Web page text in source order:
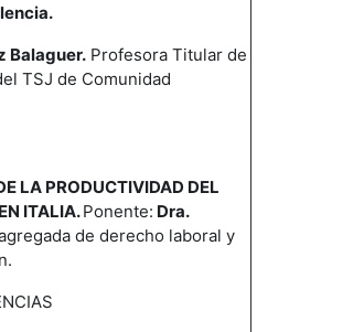
Balaguer. Profesora Titular de
TSJ de Comunidad
LA PRODUCTIVIDAD DEL
ITALIA. Ponente: Dra.
de derecho laboral y